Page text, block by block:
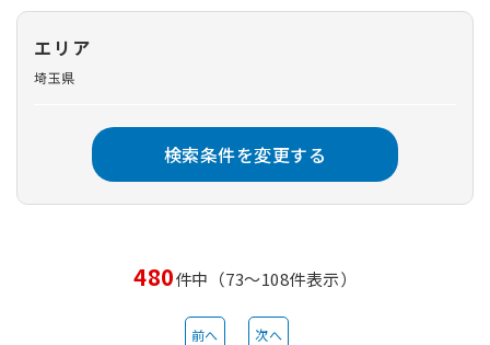
エリア
埼玉県
検索条件を変更する
480件中（73～108件表示）
前へ 次へ